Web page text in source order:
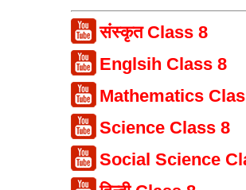
संस्कृत Class 8
Englsih Class 8
Mathematics
Science Class 8
Social Science